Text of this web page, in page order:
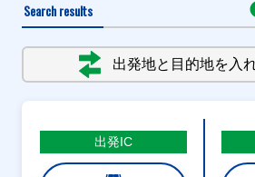
Search results
出発地と目的地を入
出発IC